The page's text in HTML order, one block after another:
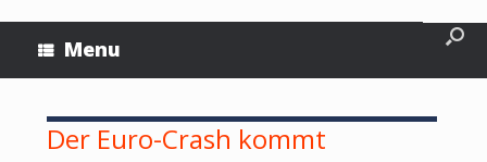
Menu
Der Euro-Crash kommt